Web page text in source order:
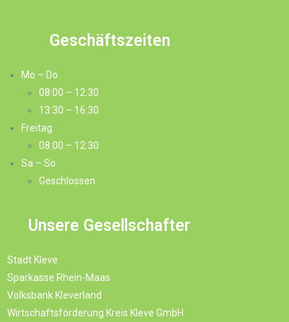
Geschäftszeiten
Mo – Do
08:00 – 12:30
13:30 – 16:30
Freitag
08:00 – 12:30
Sa – So
Geschlossen
Unsere Gesellschafter
Stadt Kleve
Sparkasse Rhein-Maas
Volksbank Kleverland
Wirtschaftsförderung Kreis Kleve GmbH